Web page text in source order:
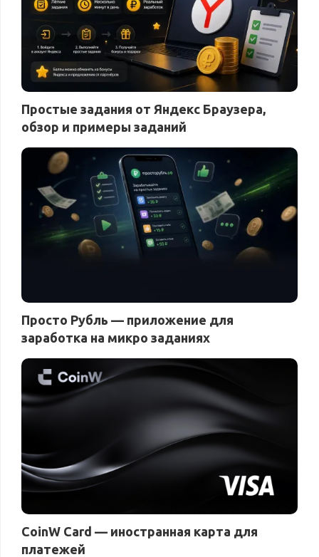
Простые задания от Яндекс Браузера,
обзор и примеры заданий
Просто Рубль — приложение для
заработка на микро заданиях
CoinW Card — иностранная карта для
платежей